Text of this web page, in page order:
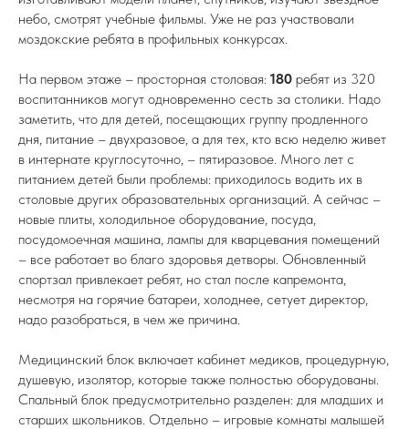
небо, смотрят учебные фильмы. Уже не раз участвовали
моздокские ребята в профильных конкурсах.
На первом этаже – просторная столовая: 180 ребят из 320
воспитанников могут одновременно сесть за столики. Надо
заметить, что для детей, посещающих группу продленного
дня, питание – двухразовое, а для тех, кто всю неделю живет
в интернате круглосуточно, – пятиразовое. Много лет с
питанием детей были проблемы: приходилось водить их в
столовые других образовательных организаций. А сейчас –
новые плиты, холодильное оборудование, посуда,
посудомоечная машина, лампы для кварцевания помещений
– все работает во благо здоровья детворы. Обновленный
спортзал привлекает ребят, но стал после капремонта,
несмотря на горячие батареи, холоднее, сетует директор,
надо разобраться, в чем же причина.
Медицинский блок включает кабинет медиков, процедурную,
душевую, изолятор, которые также полностью оборудованы.
Спальный блок предусмотрительно разделен: для младших и
старших школьников. Отдельно – игровые комнаты малышей